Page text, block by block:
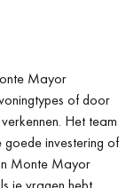
Mayor
of door
Het team
investering of
Monte Mayor